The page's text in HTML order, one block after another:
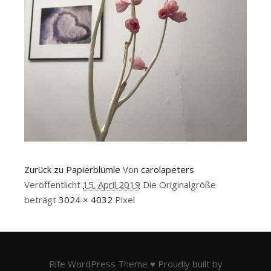
Zurück zu Papierblümle Von carolapeters
Veröffentlicht 15. April 2019 Die Originalgröße
beträgt 3024 × 4032 Pixel
Rife WordPress Theme ♥ Proudly built by